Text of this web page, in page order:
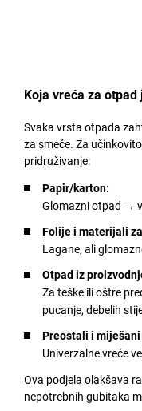
Koja vreća za
Svaka vrsta otpada
za smeće. Za
pridruživanje:
Papir/karton:
Glomazni otpad →
Folije i materijali
Lagane, ali
Otpad iz
Za teške ili oštre
pucanje, debelih
Preostali i miješani
Univerzalne vreće
Ova podjela olakšava
nepotrebnih gubitaka